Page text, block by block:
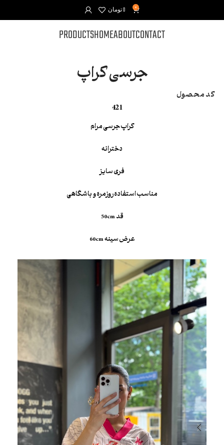
0
0 تومان
CONTACT
ABOUT
HOME
PRODUCTS
جرسی کراپ
کد محصول
421
کراپ جرسی مرام
دخترانه
فری سایز
مناسب استفاده روزمره و باشگاهی
قد 50cm
عرض سینه 60cm